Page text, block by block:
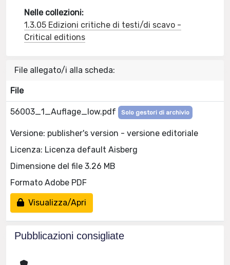
Nelle collezioni:
1.3.05 Edizioni critiche di testi/di scavo -
Critical editions
File allegato/i alla scheda:
File
56003_1_Auflage_low.pdf Solo gestori di archivio
Versione: publisher's version - versione editoriale
Licenza: Licenza default Aisberg
Dimensione del file 3.26 MB
Formato Adobe PDF
Visualizza/Apri
Pubblicazioni consigliate